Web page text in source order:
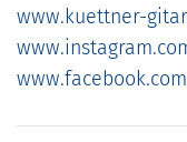
www.kuettner-